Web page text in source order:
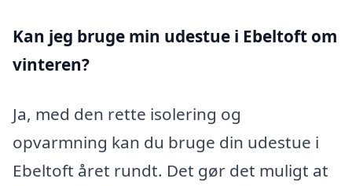
Kan jeg bruge min udestue i Ebeltoft om
vinteren?
Ja, med den rette isolering og
opvarmning kan du bruge din udestue i
Ebeltoft året rundt. Det gør det muligt at